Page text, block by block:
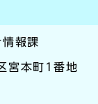
報課
宮本町1番地